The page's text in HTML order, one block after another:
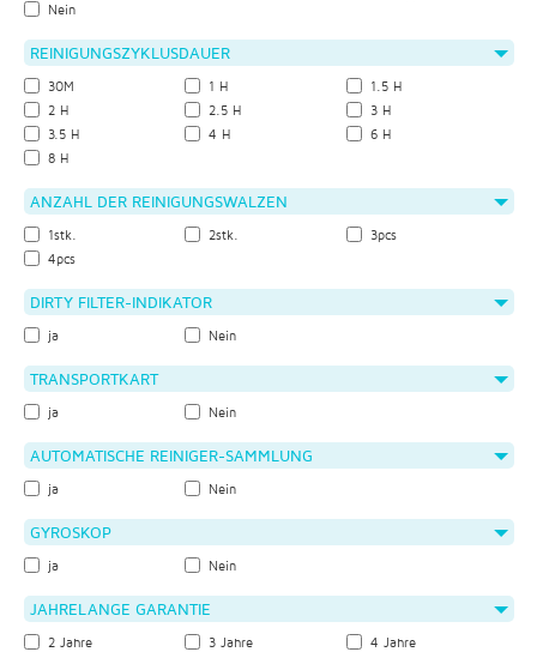
Nein
REINIGUNGSZYKLUSDAUER
30M 1 H
1.5 H
2 H
2.5 H
3 H
3.5 H
4 H
6 H
8 H
ANZAHL DER REINIGUNGSWALZEN
1stk. 2stk.
3pcs
4pcs
DIRTY FILTER-INDIKATOR
ja Nein
TRANSPORTKART
ja Nein
AUTOMATISCHE REINIGER-SAMMLUNG
ja Nein
GYROSKOP
ja Nein
JAHRELANGE GARANTIE
2 Jahre 3 Jahre 4 Jahre